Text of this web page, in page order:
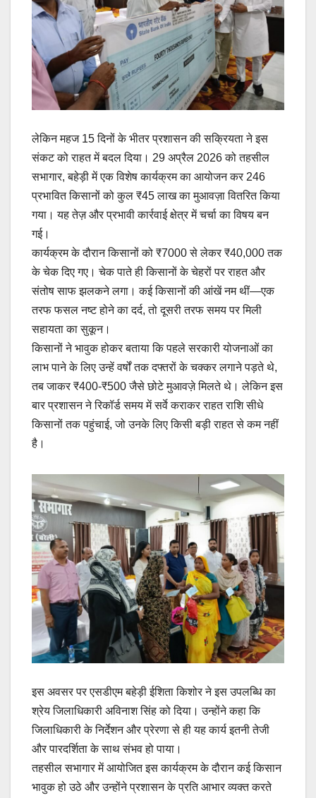
लेकिन महज 15 दिनों के भीतर प्रशासन की सक्रियता ने इस
संकट को राहत में बदल दिया। 29 अप्रैल 2026 को तहसील
सभागार, बहेड़ी में एक विशेष कार्यक्रम का आयोजन कर 246
प्रभावित किसानों को कुल ₹45 लाख का मुआवज़ा वितरित किया
गया। यह तेज़ और प्रभावी कार्रवाई क्षेत्र में चर्चा का विषय बन
गई।
कार्यक्रम के दौरान किसानों को ₹7000 से लेकर ₹40,000 तक
के चेक दिए गए। चेक पाते ही किसानों के चेहरों पर राहत और
संतोष साफ झलकने लगा। कई किसानों की आंखें नम थीं—एक
तरफ फसल नष्ट होने का दर्द, तो दूसरी तरफ समय पर मिली
सहायता का सुकून।
किसानों ने भावुक होकर बताया कि पहले सरकारी योजनाओं का
लाभ पाने के लिए उन्हें वर्षों तक दफ्तरों के चक्कर लगाने पड़ते थे,
तब जाकर ₹400-₹500 जैसे छोटे मुआवज़े मिलते थे। लेकिन इस
बार प्रशासन ने रिकॉर्ड समय में सर्वे कराकर राहत राशि सीधे
किसानों तक पहुंचाई, जो उनके लिए किसी बड़ी राहत से कम नहीं
है।
इस अवसर पर एसडीएम बहेड़ी ईशिता किशोर ने इस उपलब्धि का
श्रेय जिलाधिकारी अविनाश सिंह को दिया। उन्होंने कहा कि
जिलाधिकारी के निर्देशन और प्रेरणा से ही यह कार्य इतनी तेजी
और पारदर्शिता के साथ संभव हो पाया।
तहसील सभागार में आयोजित इस कार्यक्रम के दौरान कई किसान
भावुक हो उठे और उन्होंने प्रशासन के प्रति आभार व्यक्त करते